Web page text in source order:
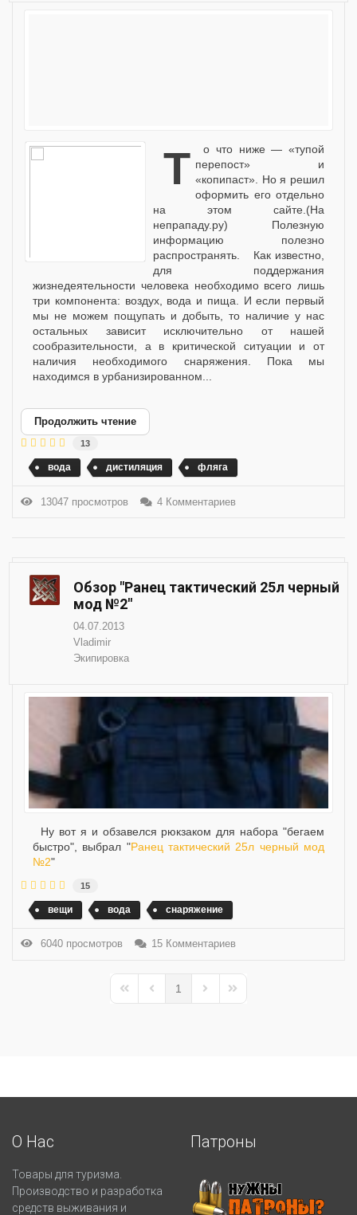
То что ниже — «тупой перепост» и
«копипаст». Но я решил
оформить его отдельно
на этом сайте.(На
непрападу.ру) Полезную
информацию полезно
распространять. Как известно,
для поддержания
жизнедеятельности человека необходимо всего лишь
три компонента: воздух, вода и пища. И если первый
мы не можем пощупать и добыть, то наличие у нас
остальных зависит исключительно от нашей
сообразительности, а в критической ситуации и от
наличия необходимого снаряжения. Пока мы
находимся в урбанизированном...
Продолжить чтение
13
вода дистиляция фляга
13047 просмотров 4 Комментариев
Обзор "Ранец тактический 25л черный
мод №2"
04.07.2013
Vladimir
Экипировка
Ну вот я и обзавелся рюкзаком для набора "бегаем
быстро", выбрал "Ранец тактический 25л черный мод
№2"
15
вещи вода снаряжение
6040 просмотров 15 Комментариев
First PagePrevious Page
1
Next PageLast Page
О Нас
Товары для туризма.
Производство и разработка
средств выживания и
Патроны